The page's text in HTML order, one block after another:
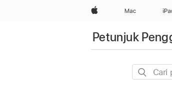
Apple Mac
Petunjuk
Cari